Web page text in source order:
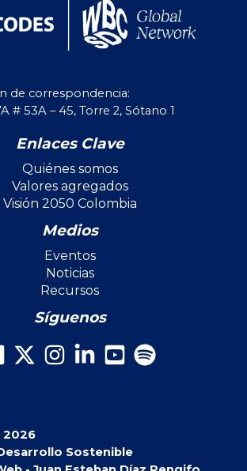
de correspondencia:
# 53A – 45, Torre 2, Sótano 1
Enlaces Clave
Quiénes somos
Valores agregados
Visión 2050 Colombia
Medios
Eventos
Noticias
Recursos
Síguenos
2026
Sostenible